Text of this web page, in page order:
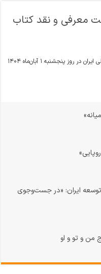
معرفی و نقد کتاب
سالن همایش اندیشگاه سازمان اسناد و کتابخانه ملی ایران در روز پنجشنبه ۱ آبان‌ماه ۱۴۰۴
توسعه ایران: «در جست‌و‌جوی
من و تو و او